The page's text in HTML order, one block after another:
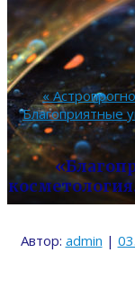
«
Благоприятные
Автор: admin |